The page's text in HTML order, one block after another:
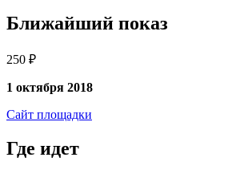
Ближайший показ
250 ₽
1 октября 2018
Сайт площадки
Где идет